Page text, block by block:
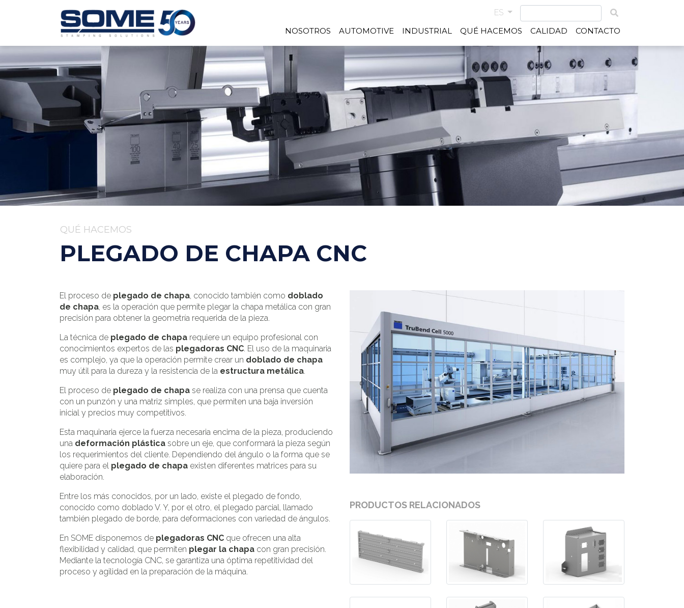
ES
NOSOTROS
AUTOMOTIVE INDUSTRIAL QUÉ HACEMOS CALIDAD CONTACTO
QUÉ HACEMOS
PLEGADO DE CHAPA CNC
El proceso de plegado de chapa, conocido también como doblado
de chapa, es la operación que permite plegar la chapa metálica con gran
precisión para obtener la geometría requerida de la pieza.
La técnica de plegado de chapa requiere un equipo profesional con
conocimientos expertos de las plegadoras CNC. El uso de la maquinaria
es complejo, ya que la operación permite crear un doblado de chapa
muy útil para la dureza y la resistencia de la estructura metálica.
El proceso de plegado de chapa se realiza con una prensa que cuenta
con un punzón y una matriz simples, que permiten una baja inversión
inicial y precios muy competitivos.
Esta maquinaria ejerce la fuerza necesaria encima de la pieza, produciendo
una deformación plástica sobre un eje, que conformará la pieza según
los requerimientos del cliente. Dependiendo del ángulo o la forma que se
quiere para el plegado de chapa existen diferentes matrices para su
elaboración.
Entre los más conocidos, por un lado, existe el plegado de fondo,
conocido como doblado V. Y, por el otro, el plegado parcial, llamado
también plegado de borde, para deformaciones con variedad de ángulos.
En SOME disponemos de plegadoras CNC que ofrecen una alta
flexibilidad y calidad, que permiten plegar la chapa con gran precisión.
Mediante la tecnología CNC, se garantiza una óptima repetitividad del
proceso y agilidad en la preparación de la máquina.
PRODUCTOS RELACIONADOS